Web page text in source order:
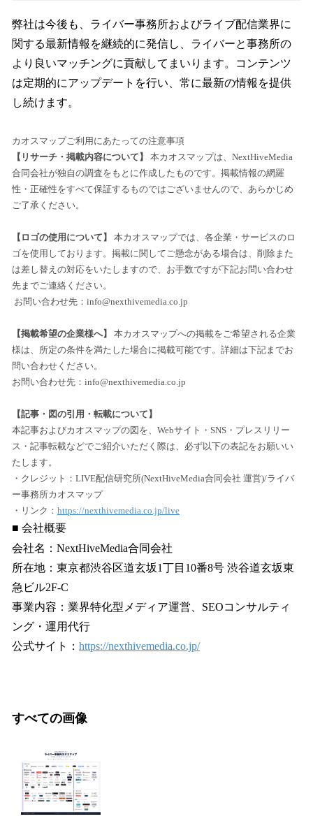
弊社は今後も、ライバー事務所およびライブ配信業界に
関する最新情報を継続的に発信し、ライバーと事務所の
より良いマッチングに貢献してまいります。コンテンツ
は定期的にアップデートを行い、常に最新の情報を提供
し続けます。
カオスマップご利用にあたっての注意事項
【リサーチ・掲載内容について】
本カオスマップは、NextHiveMedia
合同会社が独自の調査をもとに作成したものです。掲載情報の網羅
性・正確性をすべて保証するものではございませんので、あらかじめ
ご了承ください。
【ロゴの使用について】
本カオスマップでは、各企業・サービスのロ
ゴを使用しております。掲載に関してご懸念がある場合は、削除また
は差し替えの対応をいたしますので、お手数ですが下記お問い合わせ
先までご連絡ください。
お問い合わせ先：info@nexthivemedia.co.jp
【掲載希望の企業様へ】
本カオスマップへの掲載をご希望される企業
様は、所定の条件を満たした場合に掲載可能です。詳細は下記までお
問い合わせください。
お問い合わせ先：info@nexthivemedia.co.jp
【記事・図の引用・転載について】
本記事およびカオスマップの図を、Webサイト・SNS・プレスリリー
ス・記事転載などでご紹介いただく際は、必ず以下の表記をお願いい
たします。
・クレジット：LIVE配信研究所(NextHiveMedia合同会社 運営)/ライバ
ー事務所カオスマップ
・リンク： https://nexthivemedia.co.jp/live
■ 会社概要
会社名：NextHiveMedia合同会社
所在地：東京都渋谷区道玄坂1丁目10番8号 渋谷道玄坂東
急ビル2F-C
事業内容：業界特化型メディア運営、SEOコンサルティ
ング・運用代行
公式サイト： https://nexthivemedia.co.jp/
すべての画像